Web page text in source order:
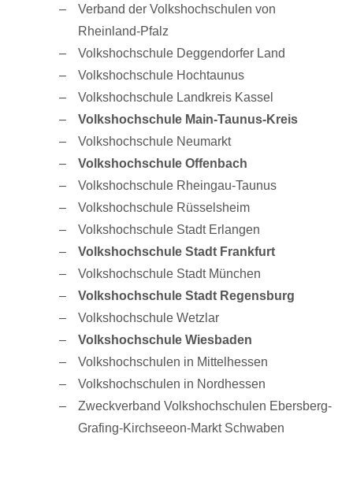
Verband der Volkshochschulen von
Rheinland-Pfalz
Volkshochschule Deggendorfer Land
Volkshochschule Hochtaunus
Volkshochschule Landkreis Kassel
Volkshochschule Main-Taunus-Kreis
Volkshochschule Neumarkt
Volkshochschule Offenbach
Volkshochschule Rheingau-Taunus
Volkshochschule Rüsselsheim
Volkshochschule Stadt Erlangen
Volkshochschule Stadt Frankfurt
Volkshochschule Stadt München
Volkshochschule Stadt Regensburg
Volkshochschule Wetzlar
Volkshochschule Wiesbaden
Volkshochschulen in Mittelhessen
Volkshochschulen in Nordhessen
Zweckverband Volkshochschulen Ebersberg-
Grafing-Kirchseeon-Markt Schwaben